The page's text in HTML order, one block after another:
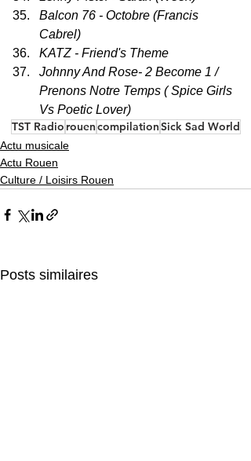
Balcon 76 - Octobre (Francis
Cabrel)
KATZ - Friend's Theme
Johnny And Rose- 2 Become 1 /
Prenons Notre Temps ( Spice Girls
Vs Poetic Lover)
TST Radio rouencompilationSick Sad World
Actu musicale
Actu Rouen
Culture / Loisirs Rouen
Posts similaires